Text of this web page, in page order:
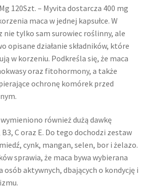
120Szt. – Myvita dostarcza 400 mg
maca w jednej kapsułce. W
nie tylko sam surowiec roślinny, ale
opisane działanie składników, które
w korzeniu. Podkreśla się, że maca
oraz fitohormony, a także
ochronę komórek przed
również dużą dawkę
C oraz E. Do tego dochodzi zestaw
cynk, mangan, selen, bor i żelazo.
sprawia, że maca bywa wybierana
aktywnych, dbających o kondycję i